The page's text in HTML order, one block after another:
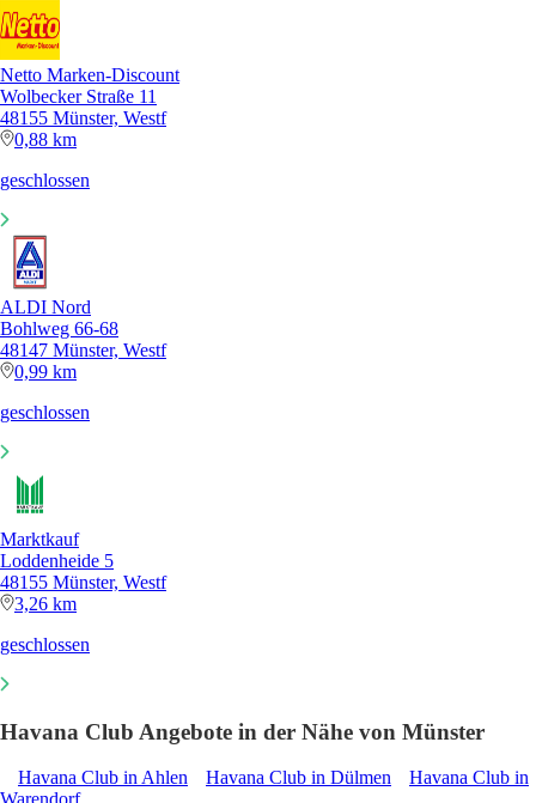
Netto Marken-Discount
Wolbecker Straße 11
48155 Münster, Westf
0,88 km
geschlossen
ALDI Nord
Bohlweg 66-68
48147 Münster, Westf
0,99 km
geschlossen
Marktkauf
Loddenheide 5
48155 Münster, Westf
3,26 km
geschlossen
Havana Club Angebote in der Nähe von Münster
Havana Club in Ahlen Havana Club in Dülmen
Havana Club in